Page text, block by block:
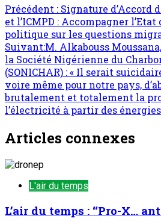
Précédent : Signature d’Accord
et l’ICMPD : Accompagner
politique sur les questions
Suivant:M. Alkabouss
la Société Nigérienne du
(SONICHAR) : « Il serait
voire même pour notre pays,
brutalement et totalement la
l’électricité à partir des
Articles connexes
L'air du temps
L’air du temps : ‘‘Pro-X…